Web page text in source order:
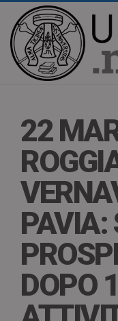
22
PAVIA:
DOPO